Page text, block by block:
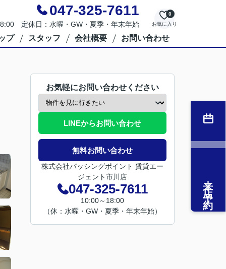
047-325-7611
定休日：水曜・GW・夏季・年末年始 お気に入り
0
プ スタッフ 会社概要 お問い合わせ
お気軽にお問い合わせください
LINEからお問い合わせ
無料お問い合わせ
株式会社パッシングポイント 賃貸エー
ジェント市川店
047-325-7611
10:00～18:00
（休：水曜・GW・夏季・年末年始）
来店予約